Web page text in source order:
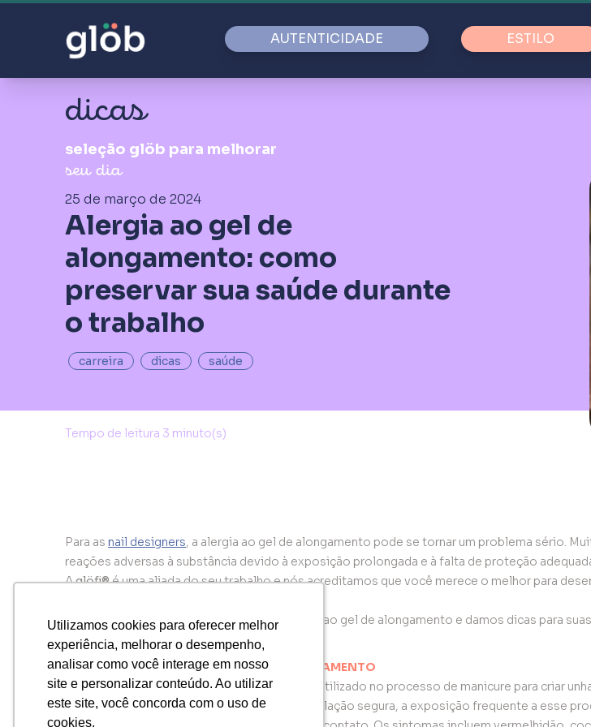
Utilizamos cookies para oferecer melhor
experiência, melhorar o desempenho,
analisar como você interage em nosso
site e personalizar conteúdo. Ao utilizar
este site, você concorda com o uso de
cookies.
Utilizamos cookies para oferecer melhor
experiência, melhorar o desempenho,
analisar como você interage em nosso
site e personalizar conteúdo. Ao utilizar
este site, você concorda com o uso de
cookies.
AUTENTICIDADE ESTILO
dicas
seleção glöb para melhorar
seu dia
25 de março de 2024
Alergia ao gel de
alongamento: como
preservar sua saúde durante
o trabalho
carreira dicas saúde
Para as nail designers, a alergia ao gel de alongamento pode se tornar um problema sério.
reações adversas à substância devido à exposição prolongada e à falta de proteção
Aglöfi®é uma aliada do seu trabalho e nós acreditamos que você merece o melhor para
Neste artigo, explicamos os riscos da alergia ao gel de alongamento e damos dicas para
saber mais!
OS RISCOS DA ALERGIA AO GEL DE ALONGAMENTO
O gel de alongamento é um produto químico utilizado no processo de manicure para criar
No entanto, se o produto não tiver uma formulação segura, a exposição frequente a esse